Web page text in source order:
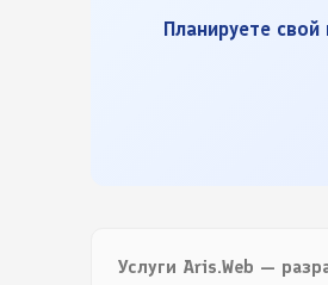
Планируете свой
Услуги Aris.Web —